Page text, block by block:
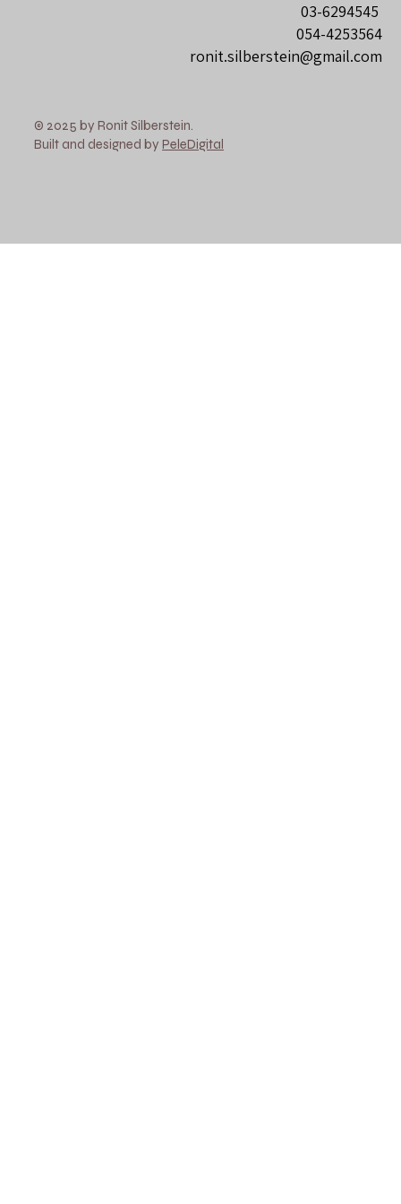
054-4253564
ronit.silberstein@gmail.com
© 2025 by Ronit Silberstein.
Built and designed by PeleDigital